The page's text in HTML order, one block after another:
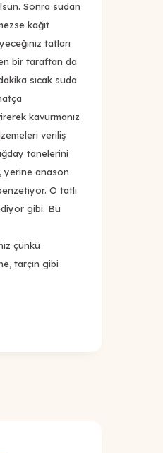
Sonra sudan
kağıt
tatları
bir taraftan da
sıcak suda
kavurmanız
veriliş
tanelerini
yerine anason
O tatlı
gibi. Bu
çünkü
tarçın gibi